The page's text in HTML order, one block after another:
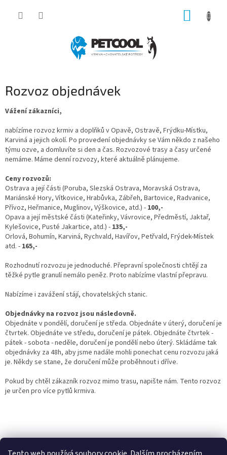
Rozvoz objednávek
Vážení zákazníci,
nabízíme rozvoz krmiv a doplňků v Opavě, Ostravě, Frýdku-Místku,
Karviná a jejich okolí. Po provedení objednávky se Vám někdo z našeho
týmu ozve, a domluvíte si den a čas. Rozvozové trasy a časy určené
nemáme. Máme denní rozvozy, které aktuálně plánujeme.
Ceny rozvozů:
Ostrava a její části (Poruba, Slezská Ostrava, Moravská Ostrava,
Mariánské Hory, Vítkovice, Hrabůvka, Zábřeh, Bartovice, Radvanice,
Přívoz, Heřmanice, Muglinov, Výškovice, atd.) - 100,-
Opava a její městské části (Kateřinky, Vávrovice, Předměstí, Jaktař,
Kylešovice, Pusté Jakartice, atd.) - 135,-
Orlová, Bohumín, Karviná, Rychvald, Havířov, Petřvald, Frýdek-Místek
atd. - 165,-
Rozhodnutí rozvozu je jednoduché. Přepravní společnosti chtějí za
těžké pytle granulí nemálo peněz. Proto nabízíme vlastní přepravu.
Nabízíme i zavážení stájí, chovatelských stanic.
Objednávky na rozvoz jsou následovně.
Objednáte v pondělí, doručení je středa. Objednáte v úterý, doručení je
čtvrtek. Objednáte ve středu, doručení je pátek. Objednáte čtvrtek -
pátek - sobota - neděle, doručení je pondělí nebo úterý. Skládáme tak
objednávky za 48h, aby jsme nadále mohli ponechat cenu rozvozu jaká
je. Někdy se stane, že doručení může proběhnout i dříve.
Pokud by chtěl zákazník rozvoz mimo trasu, napište nám. Tento rozvoz
je určen pro více pytlů krmiva.
á